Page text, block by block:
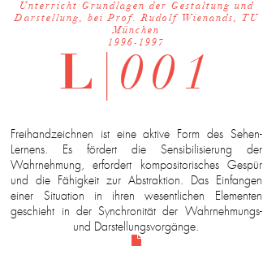
Unterricht Grundlagen der Gestaltung und
Darstellung, bei Prof. Rudolf Wienands, TU
München
1996-1997
L| 001
Freihandzeichnen ist eine aktive Form des Sehen-
Lernens. Es fördert die Sensibilisierung der
Wahrnehmung, erfordert kompositorisches Gespür
und die Fähigkeit zur Abstraktion. Das Einfangen
einer Situation in ihren wesentlichen Elementen
geschieht in der Synchronität der Wahrnehmungs-
und Darstellungsvorgänge.
